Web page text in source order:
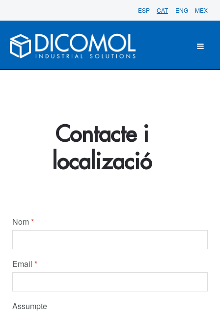
ESP CAT ENG MEX
Contacte i
localizació
Nom*
Email *
Assumpte